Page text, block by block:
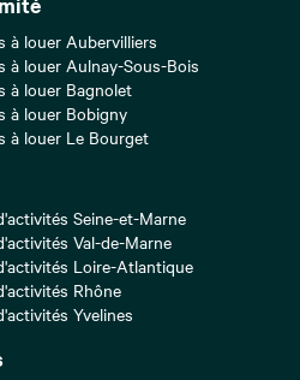
à louer Aubervilliers
à louer Aulnay-Sous-Bois
à louer Bagnolet
à louer Bobigny
à louer Le Bourget
Seine-et-Marne
Val-de-Marne
Loire-Atlantique
Rhône
Yvelines